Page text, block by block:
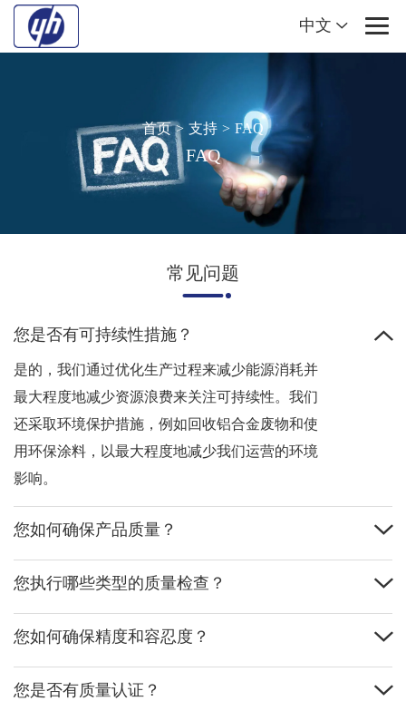
中文
首页 > 支持 > FAQ
FAQ
常见问题
您是否有可持续性措施？
是的，我们通过优化生产过程来减少能源消耗并
最大程度地减少资源浪费来关注可持续性。我们
还采取环境保护措施，例如回收铝合金废物和使
用环保涂料，以最大程度地减少我们运营的环境
影响。
您如何确保产品质量？
您执行哪些类型的质量检查？
您如何确保精度和容忍度？
您是否有质量认证？